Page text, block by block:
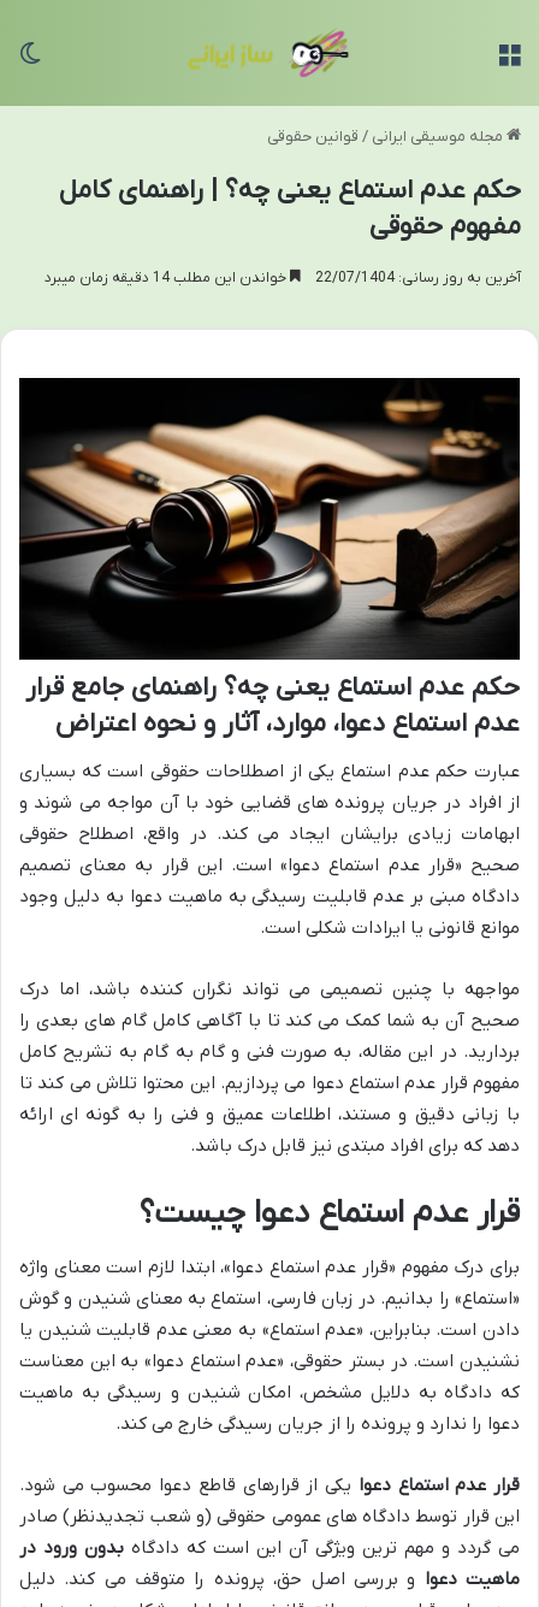
مجله موسیقی ایرانی / قوانین حقوقی
حکم عدم استماع یعنی چه؟ | راهنمای کامل
مفهوم حقوقی
آخرین به روز رسانی: 22/07/1404 خواندن این مطلب 14 دقیقه زمان میبرد
حکم عدم استماع یعنی چه؟ راهنمای جامع قرار
عدم استماع دعوا، موارد، آثار و نحوه اعتراض
عبارت حکم عدم استماع یکی از اصطلاحات حقوقی است که بسیاری
از افراد در جریان پرونده های قضایی خود با آن مواجه می شوند و
ابهامات زیادی برایشان ایجاد می کند. در واقع، اصطلاح حقوقی
صحیح «قرار عدم استماع دعوا» است. این قرار به معنای تصمیم
دادگاه مبنی بر عدم قابلیت رسیدگی به ماهیت دعوا به دلیل وجود
موانع قانونی یا ایرادات شکلی است.
مواجهه با چنین تصمیمی می تواند نگران کننده باشد، اما درک
صحیح آن به شما کمک می کند تا با آگاهی کامل گام های بعدی را
بردارید. در این مقاله، به صورت فنی و گام به گام به تشریح کامل
مفهوم قرار عدم استماع دعوا می پردازیم. این محتوا تلاش می کند تا
با زبانی دقیق و مستند، اطلاعات عمیق و فنی را به گونه ای ارائه
دهد که برای افراد مبتدی نیز قابل درک باشد.
قرار عدم استماع دعوا چیست؟
برای درک مفهوم «قرار عدم استماع دعوا»، ابتدا لازم است معنای واژه
«استماع» را بدانیم. در زبان فارسی، استماع به معنای شنیدن و گوش
دادن است. بنابراین، «عدم استماع» به معنی عدم قابلیت شنیدن یا
نشنیدن است. در بستر حقوقی، «عدم استماع دعوا» به این معناست
که دادگاه به دلایل مشخص، امکان شنیدن و رسیدگی به ماهیت
دعوا را ندارد و پرونده را از جریان رسیدگی خارج می کند.
قرار عدم استماع دعوا یکی از قرارهای قاطع دعوا محسوب می شود.
این قرار توسط دادگاه های عمومی حقوقی (و شعب تجدیدنظر) صادر
می گردد و مهم ترین ویژگی آن این است که دادگاه بدون ورود در
ماهیت دعوا و بررسی اصل حق، پرونده را متوقف می کند. دلیل